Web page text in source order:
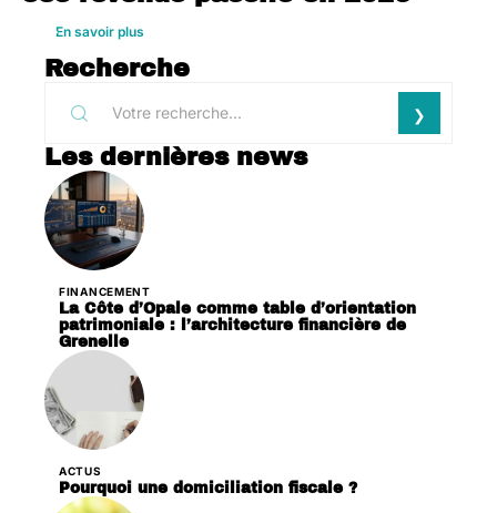
En savoir plus
Recherche
Les dernières news
FINANCEMENT
La Côte d’Opale comme table d’orientation
patrimoniale : l’architecture financière de
Grenelle
ACTUS
Pourquoi une domiciliation fiscale ?